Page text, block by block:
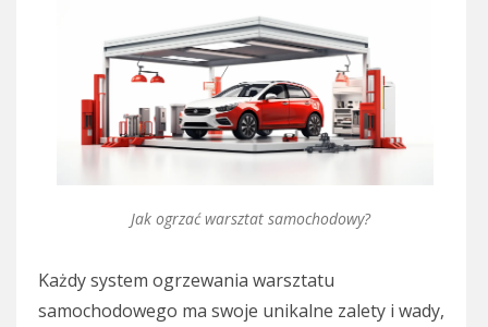
Jak ogrzać warsztat samochodowy?
Każdy system ogrzewania warsztatu
samochodowego ma swoje unikalne zalety i wady,